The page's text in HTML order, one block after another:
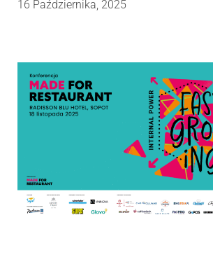
16 Października, 2025